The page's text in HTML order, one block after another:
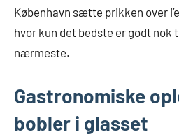
København sætte prikken over
hvor kun det bedste er godt nok
nærmeste.
Gastronomiske
bobler i glasset